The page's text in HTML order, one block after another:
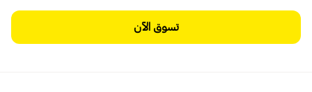
تسوق الآن